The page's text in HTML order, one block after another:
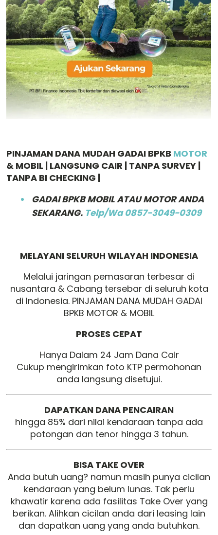
PINJAMAN DANA MUDAH GADAI BPKB MOTOR
& MOBIL | LANGSUNG CAIR | TANPA SURVEY |
TANPA BI CHECKING |
GADAI BPKB MOBIL ATAU MOTOR ANDA
SEKARANG. Telp/Wa 0857-3049-0309
MELAYANI SELURUH WILAYAH INDONESIA
Melalui jaringan pemasaran terbesar di
nusantara & Cabang tersebar di seluruh kota
di Indonesia. PINJAMAN DANA MUDAH GADAI
BPKB MOTOR & MOBIL
PROSES CEPAT
Hanya Dalam 24 Jam Dana Cair
Cukup mengirimkan foto KTP permohonan
anda langsung disetujui.
DAPATKAN DANA PENCAIRAN
hingga 85% dari nilai kendaraan tanpa ada
potongan dan tenor hingga 3 tahun.
BISA TAKE OVER
Anda butuh uang? namun masih punya cicilan
kendaraan yang belum lunas. Tak perlu
khawatir karena ada fasilitas Take Over yang
berikan. Alihkan cicilan anda dari leasing lain
dan dapatkan uang yang anda butuhkan.